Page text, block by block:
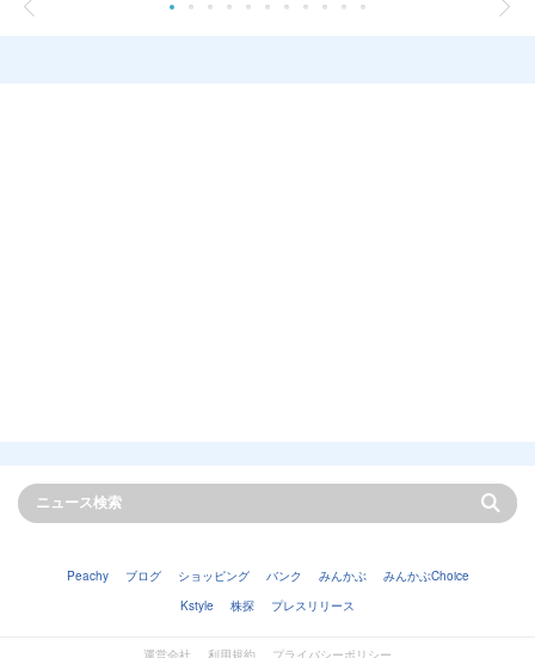
Peachy ブログ ショッピング バンク みんかぶ
みんかぶChoice
Kstyle
株探 プレスリリース
運営会社 利用規約 プライバシーポリシー